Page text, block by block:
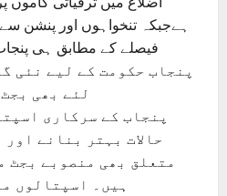
ہےجبکہ تنخواہوں اور پنشن
فیصلے کے مطابق ہی
پنجاب حکومت کے لیے نئی
لئے بھی
پنجاب کے سرکاری
حالات بہتر بنانے
متعلق بھی منصوبے بجٹ
ہیں۔ اسپتالوں